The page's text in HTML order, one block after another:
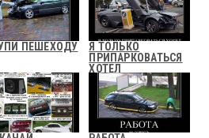
ПЕШЕХОДУ
Я ТОЛЬКО
ПРИПАРКОВАТЬСЯ
ХОТЕЛ